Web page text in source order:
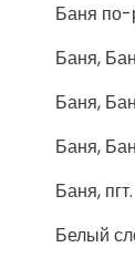
Баня по-
Баня,
Баня,
Баня,
Баня,
Белый